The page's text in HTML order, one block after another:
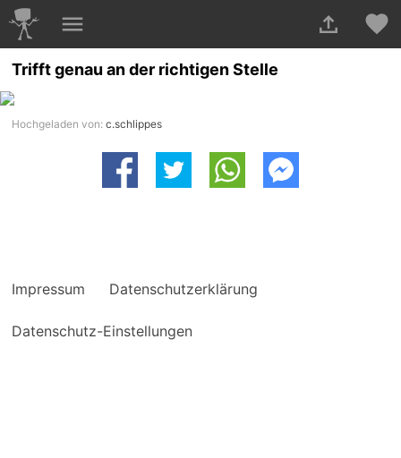
Trifft genau an der richtigen Stelle
Hochgeladen von:c.schlippes
Impressum Datenschutzerklärung
Datenschutz-Einstellungen